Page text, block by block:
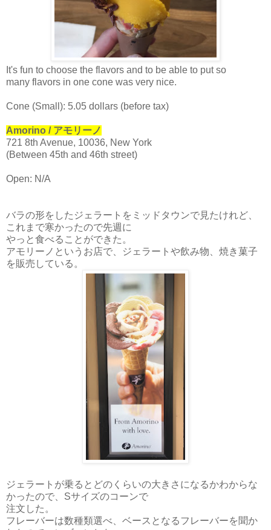
It's fun to choose the flavors and to be able to put so
many flavors in one cone was very nice.
Cone (Small): 5.05 dollars (before tax)
Amorino / アモリーノ
721 8th Avenue, 10036, New York
(Between 45th and 46th street)
Open: N/A
バラの形をしたジェラートをミッドタウンで見たけれど、
これまで寒かったので先週に
やっと食べることができた。
アモリーノというお店で、ジェラートや飲み物、焼き菓子
を販売している。
ジェラートが乗るとどのくらいの大きさになるかわからな
かったので、Sサイズのコーンで
注文した。
フレーバーは数種類選べ、ベースとなるフレーバーを聞か